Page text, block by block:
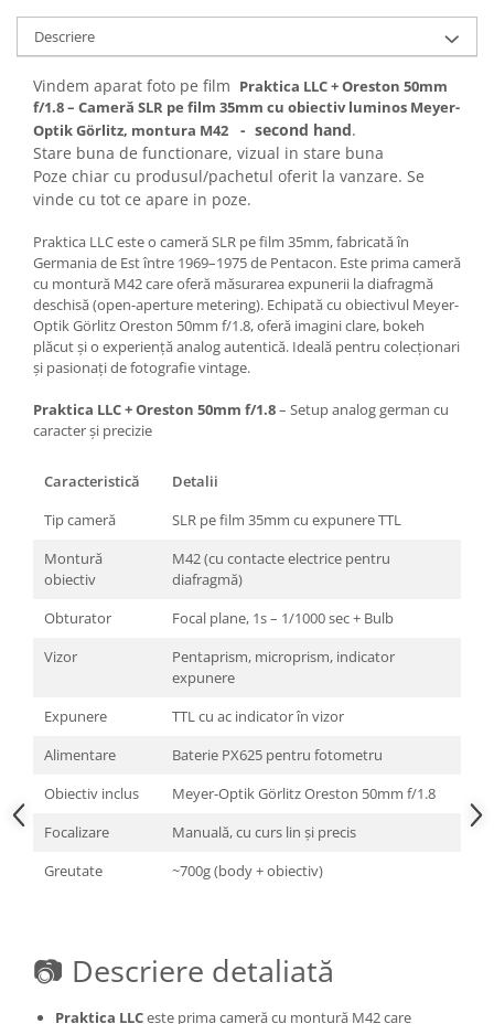
Accesorii Aparate Digitale
Carduri memorie, Cititoare
Carduri memorie
Cititoare carduri
Huse protectie card memorie
Grip-uri
Telecomenzi
LCD protectie
Recordere audio digitale
Acumulatori si baterii
Acumulatori Foto
Acumulatori AA/AAA (R6/R3)) si
Baterii
Incarcatoare acumulatori Foto-
Tablete grafice
Adaptoare pentru convertoare sau
filtre
Alimentatoare 220V
Cabluri
Carcase de tip Cage, pentru
complexe
Microfoane / Reportofoane
Nivela patina
Ocular
Accesorii diverse
Genti, Rucsacuri, Troller foto
Descriere
Vindem aparat foto pe film Praktica LLC + Oreston 50mm
f/1.8 – Cameră SLR pe film 35mm cu obiectiv luminos Meyer-
Optik Görlitz, montura M42
- second hand.
Stare buna de functionare, vizual in stare buna
Poze chiar cu produsul/pachetul oferit la vanzare. Se
vinde cu tot ce apare in poze.
Praktica LLC este o cameră SLR pe film 35mm, fabricată în
Germania de Est între 1969–1975 de Pentacon. Este prima cameră
cu montură M42 care oferă măsurarea expunerii la diafragmă
deschisă (open-aperture metering). Echipată cu obiectivul Meyer-
Optik Görlitz Oreston 50mm f/1.8, oferă imagini clare, bokeh
plăcut și o experiență analog autentică. Ideală pentru colecționari
și pasionați de fotografie vintage.
Praktica LLC + Oreston 50mm f/1.8– Setup analog german cu
caracter și precizie
Caracteristică
Detalii
Tip cameră
SLR pe film 35mm cu expunere TTL
Montură
obiectiv
M42 (cu contacte electrice pentru
diafragmă)
Obturator
Focal plane, 1s – 1/1000 sec + Bulb
Vizor
Pentaprism, microprism, indicator
expunere
Expunere
TTL cu ac indicator în vizor
Alimentare
Baterie PX625 pentru fotometru
Obiectiv inclus
Meyer-Optik Görlitz Oreston 50mm f/1.8
Focalizare
Manuală, cu curs lin și precis
Greutate
~700g (body + obiectiv)
📷 Descriere detaliată
Praktica LLCeste prima cameră cu montură M42 care